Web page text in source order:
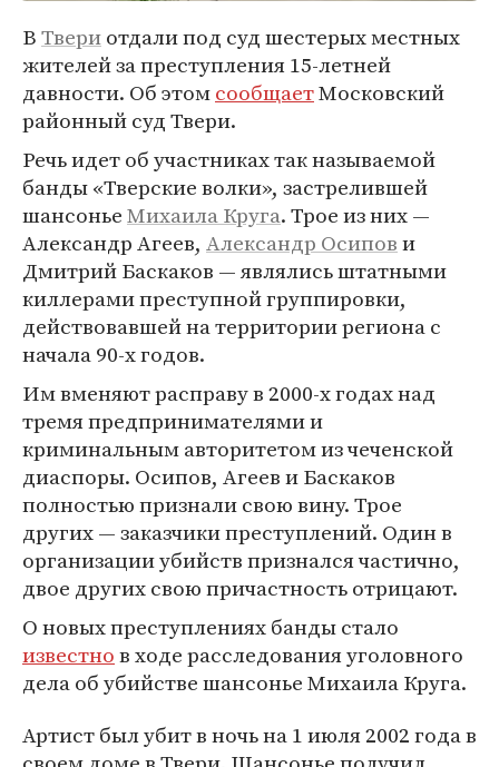
ВТвериотдали под суд шестерых местных
жителей за преступления 15-летней
давности. Об этомсообщаетМосковский
районный суд Твери.
Речь идет об участниках так называемой
банды «Тверские волки», застрелившей
шансоньеМихаила Круга. Трое из них —
Александр Агеев, Александр Осипови
Дмитрий Баскаков — являлись штатными
киллерами преступной группировки,
действовавшей на территории региона с
начала 90-х годов.
Им вменяют расправу в 2000-х годах над
тремя предпринимателями и
криминальным авторитетом из чеченской
диаспоры. Осипов, Агеев и Баскаков
полностью признали свою вину. Трое
других — заказчики преступлений. Один в
организации убийств признался частично,
двое других свою причастность отрицают.
О новых преступлениях банды стало
известнов ходе расследования уголовного
дела об убийстве шансонье Михаила Круга.
Артист был убит в ночь на 1 июля 2002 года в